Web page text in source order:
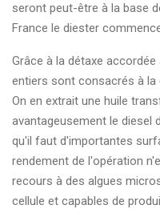
seront peut-être à la base
France le diester
Grâce à la détaxe
entiers sont consacrés à
On en extrait une huile
avantageusement le diesel
qu'il faut d'importantes
rendement de l'opération
recours à des algues
cellule et capables de